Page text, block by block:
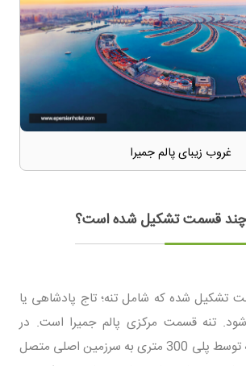
غروب زیبای پالم جمیرا
چند قسمت تشکیل شده است؟
از 3 قسمت تشکیل شده که شامل تنه؛ تاج پادشاهی یا
تنه قسمت مرکزی پالم جمیرا است. در
قسمت ضخیم آن که توسط پلی 300 متری به سرزمین اصلی متصل